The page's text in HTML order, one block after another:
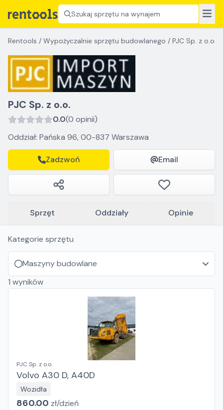
Szukaj sprzętu na wynajem
Rentools / Wypożyczalnie sprzętu budowlanego / PJC Sp. z o.o.
PJC Sp. z o.o.
0.0(0 opinii)
Oddział: Pańska 96, 00-837 Warszawa
Zadzwoń Email
Sprzęt Oddziały Opinie
Kategorie sprzętu
Maszyny budowlane
1 wyników
PJC Sp. z o.o.
Volvo A30 D, A40D
Wozidła
860.00 zł/dzień